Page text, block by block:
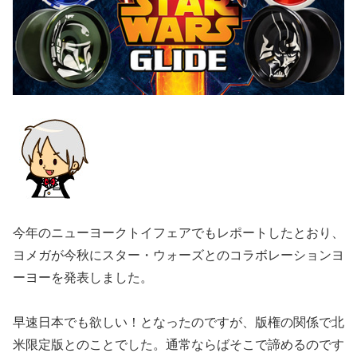
今年のニューヨークトイフェアでもレポートしたとおり、
ヨメガが今秋にスター・ウォーズとのコラボレーションヨ
ーヨーを発表しました。
早速日本でも欲しい！となったのですが、版権の関係で北
米限定版とのことでした。通常ならばそこで諦めるのです